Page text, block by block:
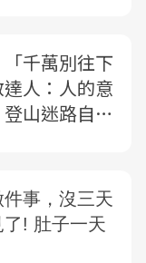
千萬別往下
人：人的意
山迷路自救